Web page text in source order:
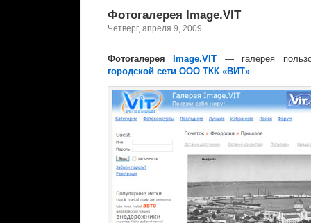
Фотогалерея Image.VIT
Четверг, апреля 9, 2009
Фотогалерея Image.VIT — галерея
городской сети ООО ТКК «ВИТ»